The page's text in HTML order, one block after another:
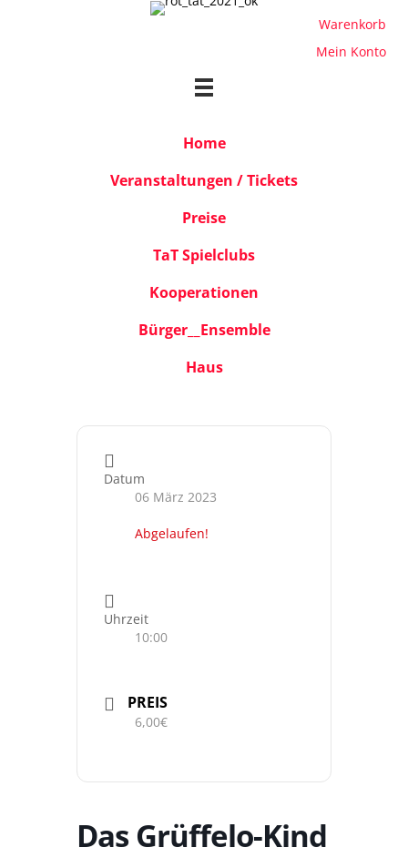
Warenkorb
Mein Konto
Home
Veranstaltungen / Tickets
Preise
TaT Spielclubs
Kooperationen
Bürger__Ensemble
Haus
Datum
06 März 2023
Abgelaufen!
Uhrzeit
10:00
PREIS
6,00€
Das Grüffelo-Kind